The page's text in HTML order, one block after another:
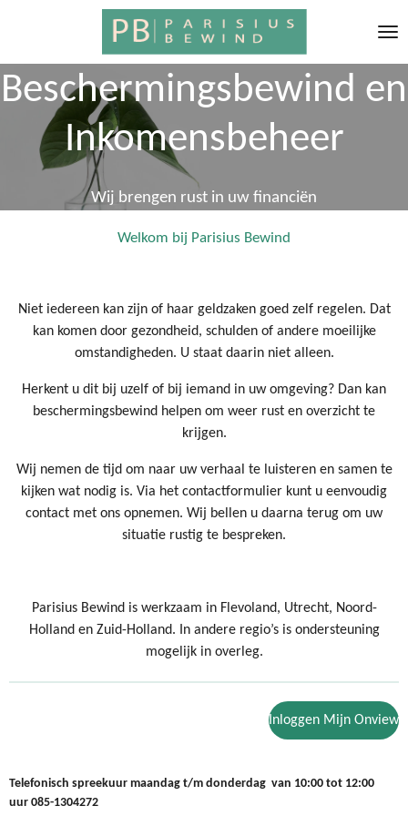
naar
de
hoofdinhoud
Beschermingsbewind en
Inkomensbeheer
Wij brengen rust in uw financiën
Welkom bij Parisius Bewind
Niet iedereen kan zijn of haar geldzaken goed zelf regelen. Dat
kan komen door gezondheid, schulden of andere moeilijke
omstandigheden. U staat daarin niet alleen.
Herkent u dit bij uzelf of bij iemand in uw omgeving? Dan kan
beschermingsbewind helpen om weer rust en overzicht te
krijgen.
Wij nemen de tijd om naar uw verhaal te luisteren en samen te
kijken wat nodig is. Via het contactformulier kunt u eenvoudig
contact met ons opnemen. Wij bellen u daarna terug om uw
situatie rustig te bespreken.
Parisius Bewind is werkzaam in Flevoland, Utrecht, Noord-
Holland en Zuid-Holland. In andere regio’s is ondersteuning
mogelijk in overleg.
Inloggen Mijn Onview
Telefonisch spreekuur maandag t/m donderdag van 10:00 tot 12:00
uur 085-1304272